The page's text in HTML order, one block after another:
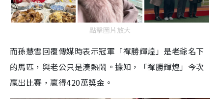
點擊圖片放大
而孫慧雪回覆傳媒時表示冠軍「禪勝輝煌」是老爺名下
的馬匹，與老公只是湊熱鬧。據知，「禪勝輝煌」今次
贏出比賽，贏得420萬獎金。